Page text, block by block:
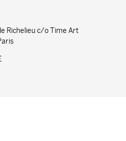
Richelieu c/o Time Art